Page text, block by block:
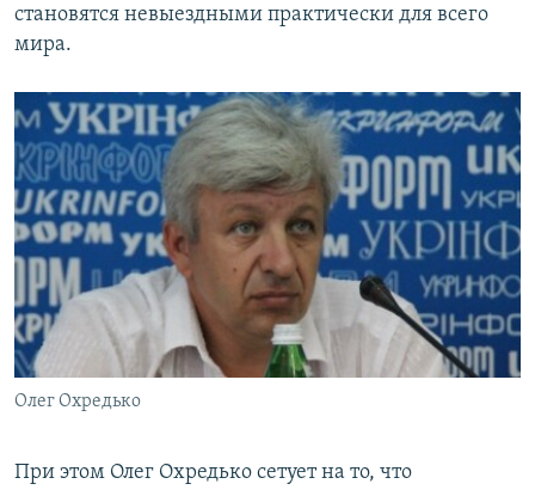
становятся невыездными практически для всего
мира.
Олег Охредько
При этом Олег Охредько сетует на то, что